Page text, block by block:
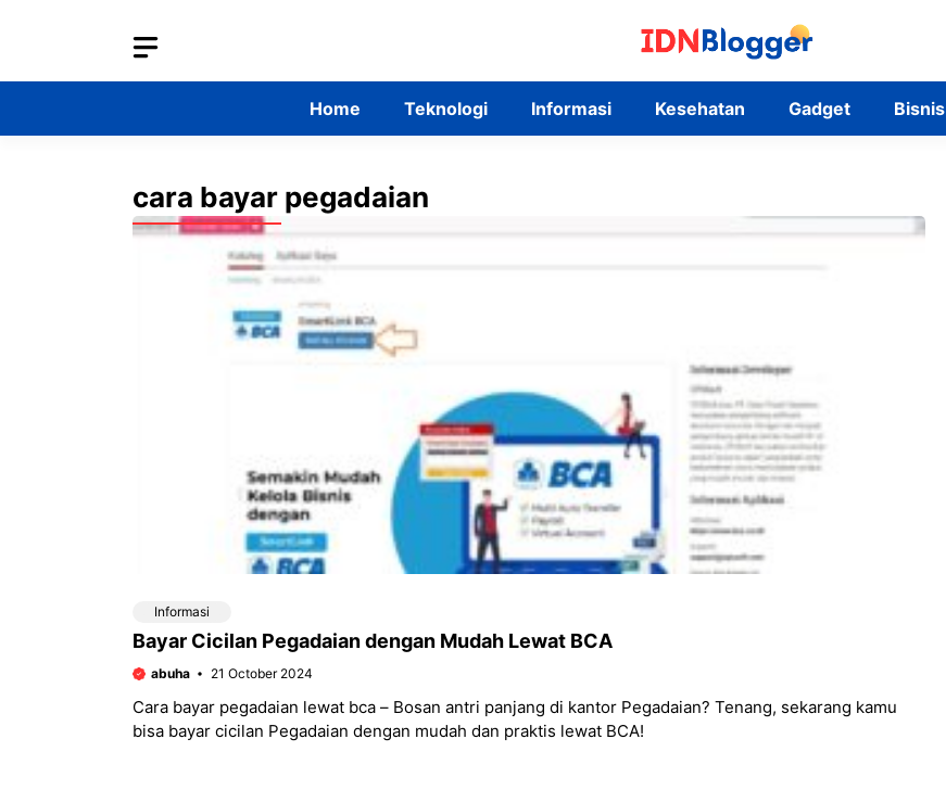
Home Teknologi Informasi Kesehatan Gadget Bisnis
cara bayar pegadaian
Informasi
Bayar Cicilan Pegadaian dengan Mudah Lewat BCA
abuha 21 October 2024
Cara bayar pegadaian lewat bca – Bosan antri panjang di kantor Pegadaian? Tenang, sekarang kamu
bisa bayar cicilan Pegadaian dengan mudah dan praktis lewat BCA!